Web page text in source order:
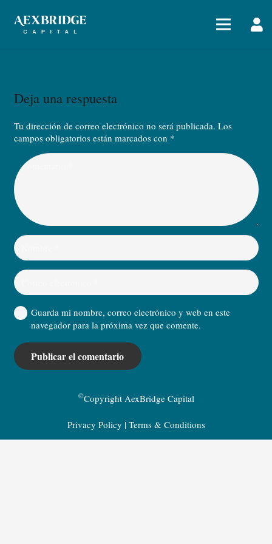
Deja una respuesta
Tu dirección de correo electrónico no será publicada. Los
campos obligatorios están marcados con *
Guarda mi nombre, correo electrónico y web en este
navegador para la próxima vez que comente.
Publicar el comentario
©Copyright AexBridge Capital
Privacy Policy | Terms & Conditions